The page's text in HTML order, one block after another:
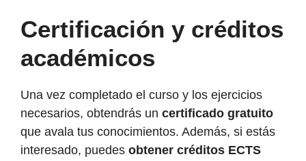
Certificación y créditos
académicos
Una vez completado el curso y los ejercicios
necesarios, obtendrás un certificado gratuito
que avala tus conocimientos. Además, si estás
interesado, puedes obtener créditos ECTS